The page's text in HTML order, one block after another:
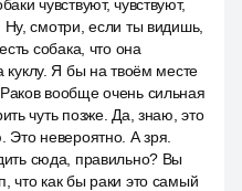
чувствуют, чувствуют,
Ну, смотри, если ты видишь,
собака, что она
куклу. Я бы на твоём месте
вообще очень сильная
чуть позже. Да, знаю, это
Это невероятно. А зря.
сюда, правильно? Вы
что как бы раки это самый